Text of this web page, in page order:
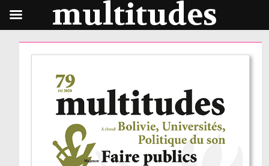
multitudes